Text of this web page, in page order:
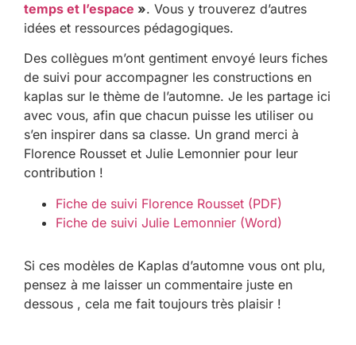
temps et l’espace ». Vous y trouverez d’autres
idées et ressources pédagogiques.
Des collègues m’ont gentiment envoyé leurs fiches
de suivi pour accompagner les constructions en
kaplas sur le thème de l’automne. Je les partage ici
avec vous, afin que chacun puisse les utiliser ou
s’en inspirer dans sa classe. Un grand merci à
Florence Rousset et Julie Lemonnier pour leur
contribution !
Fiche de suivi Florence Rousset (PDF)
Fiche de suivi Julie Lemonnier (Word)
Si ces modèles de Kaplas d’automne vous ont plu,
pensez à me laisser un commentaire juste en
dessous , cela me fait toujours très plaisir !